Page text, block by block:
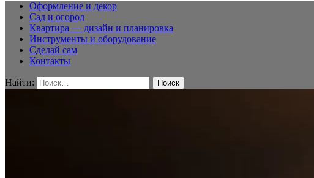
Оформление и декор
Сад и огород
Квартира — дизайн и планировка
Инструменты и оборудование
Сделай сам
Контакты
Найти: